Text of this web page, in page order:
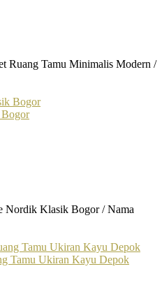
Ruang Tamu Minimalis Modern /
Nordik Klasik Bogor / Nama
Tamu Ukiran Kayu Depok